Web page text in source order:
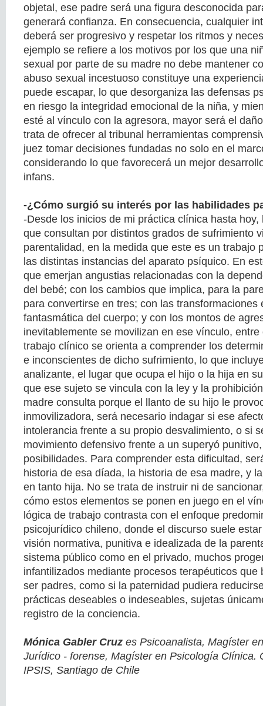
objetal, ese padre será una figura desconocida
generará confianza. En consecuencia, cualquier
deberá ser progresivo y respetar los ritmos y
ejemplo se refiere a los motivos por los que una
sexual por parte de su madre no debe mantener
abuso sexual incestuoso constituye una
puede escapar, lo que desorganiza las defensas
en riesgo la integridad emocional de la niña, y
esté al vínculo con la agresora, mayor será el
trata de ofrecer al tribunal herramientas
juez tomar decisiones fundadas no solo en el
considerando lo que favorecerá un mejor
infans.
-¿Cómo surgió su interés por las habilidades
-Desde los inicios de mi práctica clínica hasta
que consultan por distintos grados de sufrimiento
parentalidad, en la medida que este es un trabajo
las distintas instancias del aparato psíquico. En
que emerjan angustias relacionadas con la
del bebé; con los cambios que implica, para la
para convertirse en tres; con las transformaciones
fantasmática del cuerpo; y con los montos de
inevitablemente se movilizan en ese vínculo,
trabajo clínico se orienta a comprender los
e inconscientes de dicho sufrimiento, lo que
analizante, el lugar que ocupa el hijo o la hija en
que ese sujeto se vincula con la ley y la
madre consulta porque el llanto de su hijo le
inmovilizadora, será necesario indagar si ese
intolerancia frente a su propio desvalimiento, o si
movimiento defensivo frente a un superyó
posibilidades. Para comprender esta dificultad,
historia de esa díada, la historia de esa madre, y
en tanto hija. No se trata de instruir ni de
cómo estos elementos se ponen en juego en el
lógica de trabajo contrasta con el enfoque
psicojurídico chileno, donde el discurso suele
visión normativa, punitiva e idealizada de la
sistema público como en el privado, muchos
infantilizados mediante procesos terapéuticos que
ser padres, como si la paternidad pudiera
prácticas deseables o indeseables, sujetas
registro de la conciencia.
Mónica Gabler Cruz es Psicoanalista, Magíster
Jurídico - forense, Magíster en Psicología Clínica.
IPSIS, Santiago de Chile